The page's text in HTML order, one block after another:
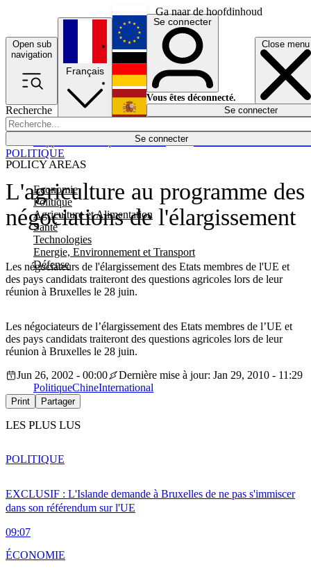
Ga naar de hoofdinhoud
Open sub
navigation
Close menu
Recherche
Se connecter
POLICY AREAS
Economie
Politique
Agriculture et Alimentation
Santé
Technologies
Energie, Environnement et Transport
Défense
Économie
Français
English
Deutsch
Español
Se connecter
Vous êtes déconnecté.
Se connecter
L'agriculture au programme des
négociations de l'élargissement
Les négociateurs de l'élargissement des Etats membres de l'UE et
des pays candidats traiteront des questions agricoles lors de leur
réunion à Bruxelles le 28 juin.
POLITIQUE
Les négociateurs de l’élargissement des Etats membres de l’UE et
des pays candidats traiteront des questions agricoles lors de leur
réunion à Bruxelles le 28 juin.
Jun 26, 2002 - 00:00
Dernière mise à jour: Jan 29, 2010 - 11:29
PolitiqueChineInternational
Print Partager
LES PLUS LUS
EXCLUSIF : L'Islande demande à Bruxelles de ne pas s'immiscer
dans son référendum sur l'UE
09:07
POLITIQUE
ÉCONOMIE